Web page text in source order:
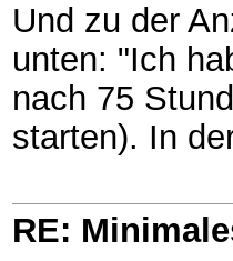
Und zu der
unten: "Ich
nach 75
starten). In
RE: